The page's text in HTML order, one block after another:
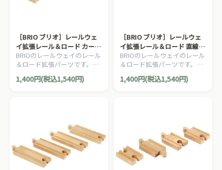
［BRIO ブリオ］レールウェ
イ拡張レール＆ロード カーブ
レール90mm
BRIOのレールウェイのレール
＆ロード拡張パーツです。カ
ーブレール90mm 4本セット
です。
1,400円(税込1,540円)
［BRIO ブリオ］レールウェ
イ拡張レール＆ロード 直線レ
ール144mm
BRIOのレールウェイのレール
＆ロード拡張パーツです。直
線レール144mm 4本セットで
す。
1,400円(税込1,540円)